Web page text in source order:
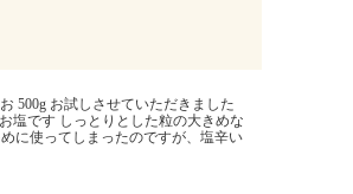
500g お試しさせていただきました
塩です しっとりとした粒の大きめな
に使ってしまったのですが、塩辛い